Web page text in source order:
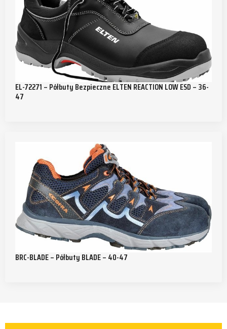
EL-72271 – Półbuty Bezpieczne ELTEN REACTION LOW ESD – 36-
47
BRC-BLADE – Półbuty BLADE – 40-47